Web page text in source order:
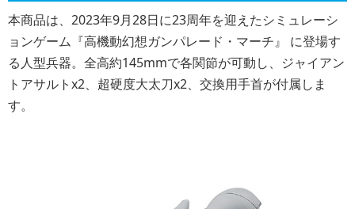
本商品は、2023年9月28日に23周年を迎えたシミュレーシ
ョンゲーム『高機動幻想ガンパレード・マーチ』 に登場す
る人型兵器。全高約145mmで各関節が可動し、ジャイアン
トアサルトx2、超硬度大太刀x2、交換用手首が付属しま
す。